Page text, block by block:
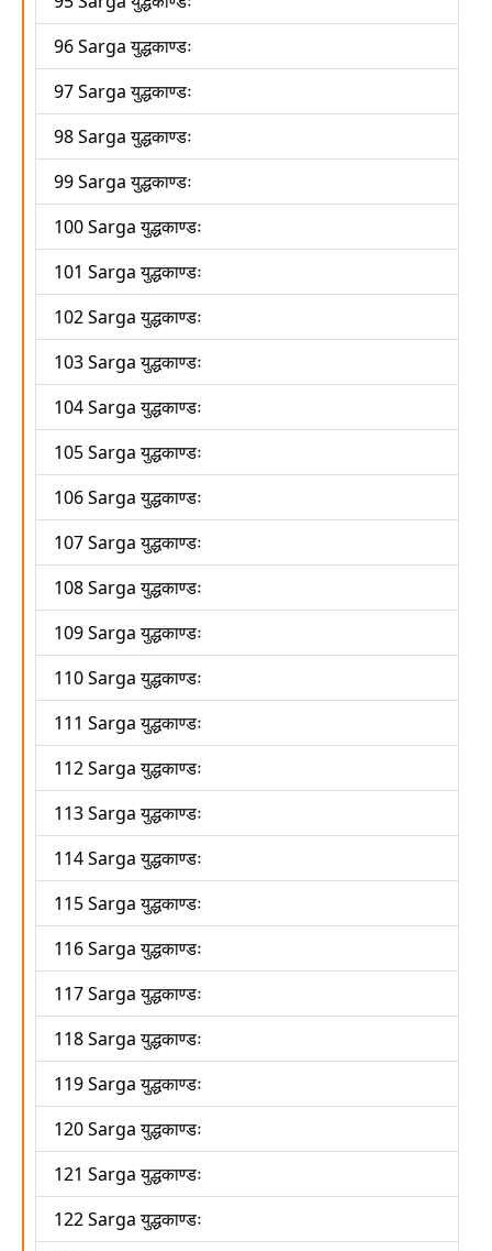
96 Sarga युद्धकाण्डः
97 Sarga युद्धकाण्डः
98 Sarga युद्धकाण्डः
99 Sarga युद्धकाण्डः
100 Sarga युद्धकाण्डः
101 Sarga युद्धकाण्डः
102 Sarga युद्धकाण्डः
103 Sarga युद्धकाण्डः
104 Sarga युद्धकाण्डः
105 Sarga युद्धकाण्डः
106 Sarga युद्धकाण्डः
107 Sarga युद्धकाण्डः
108 Sarga युद्धकाण्डः
109 Sarga युद्धकाण्डः
110 Sarga युद्धकाण्डः
111 Sarga युद्धकाण्डः
112 Sarga युद्धकाण्डः
113 Sarga युद्धकाण्डः
114 Sarga युद्धकाण्डः
115 Sarga युद्धकाण्डः
116 Sarga युद्धकाण्डः
117 Sarga युद्धकाण्डः
118 Sarga युद्धकाण्डः
119 Sarga युद्धकाण्डः
120 Sarga युद्धकाण्डः
121 Sarga युद्धकाण्डः
122 Sarga युद्धकाण्डः